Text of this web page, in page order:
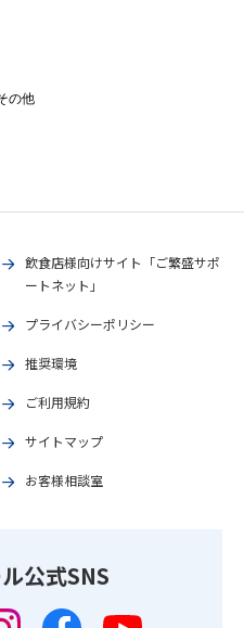
の他
飲食店様向けサイト「ご繁盛サポ
ートネット」
プライバシーポリシー
推奨環境
ご利用規約
サイトマップ
お客様相談室
公式SNS